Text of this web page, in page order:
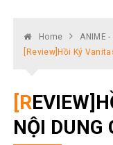
Home
ANIME -
[Review]Hồi Ký
[REVIEW]HỒI KÝ VANITAS CÓ
NỘI DUNG